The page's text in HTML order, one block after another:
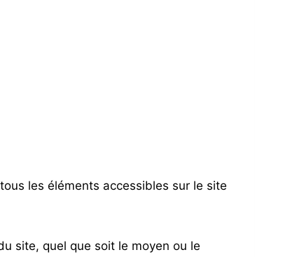
les éléments accessibles sur le site
site, quel que soit le moyen ou le